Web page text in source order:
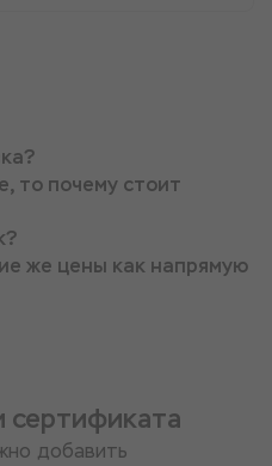
то почему стоит
же цены как напрямую
сертификата
добавить